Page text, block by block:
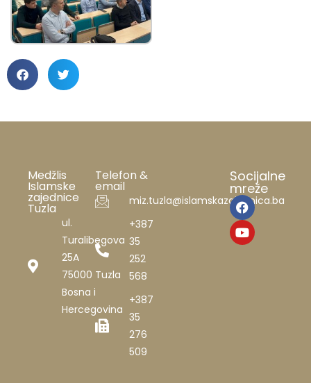
Medžlis
Islamske
zajednice
Tuzla
ul.
Turalibegova
25A
75000 Tuzla
Bosna i
Hercegovina
Telefon &
email
miz.tuzla@islamskazajednica.ba
+387
35
252
568
+387
35
276
509
Socijalne
mreže